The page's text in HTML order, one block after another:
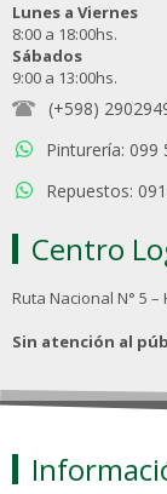
Lunes a Viernes
8:00 a 18:00hs.
Sábados
9:00 a 13:00hs.
(+598)
Pinturería: 099
Repuestos:
Centro
Ruta Nacional N° 5 –
Sin atención al